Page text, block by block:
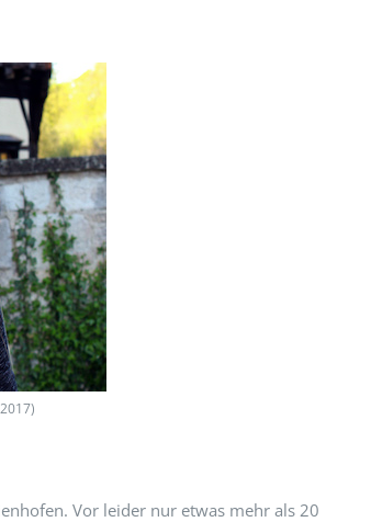
Vor leider nur etwas mehr als 20